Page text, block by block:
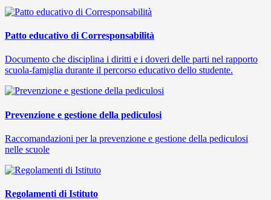
Patto educativo di Corresponsabilità
Documento che disciplina i diritti e i doveri delle parti nel rapporto
scuola-famiglia durante il percorso educativo dello studente.
Prevenzione e gestione della pediculosi
Raccomandazioni per la prevenzione e gestione della pediculosi
nelle scuole
Regolamenti di Istituto